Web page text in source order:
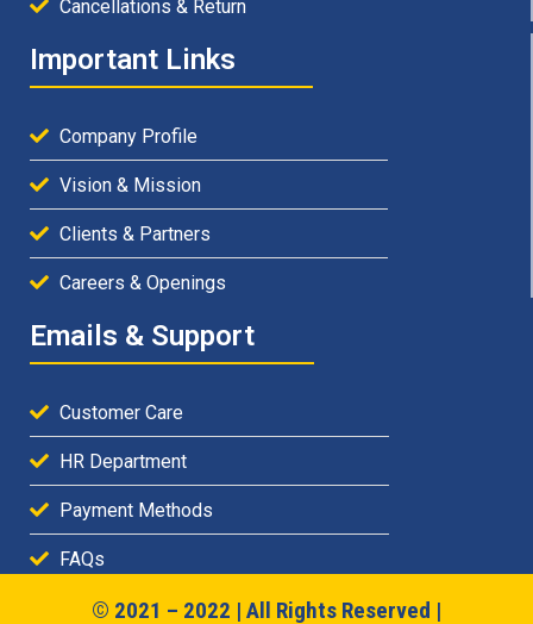
Cancellations & Return
Important Links
Company Profile
Vision & Mission
Clients & Partners
Careers & Openings
Emails & Support
Customer Care
HR Department
Payment Methods
FAQs
© 2021 – 2022 | All Rights Reserved |